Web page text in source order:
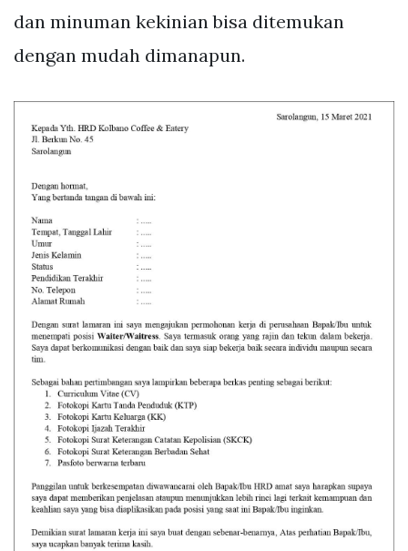
dan minuman kekinian bisa ditemukan
dengan mudah dimanapun.